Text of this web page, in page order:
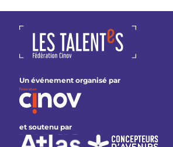
Un événement organisé par
et soutenu par